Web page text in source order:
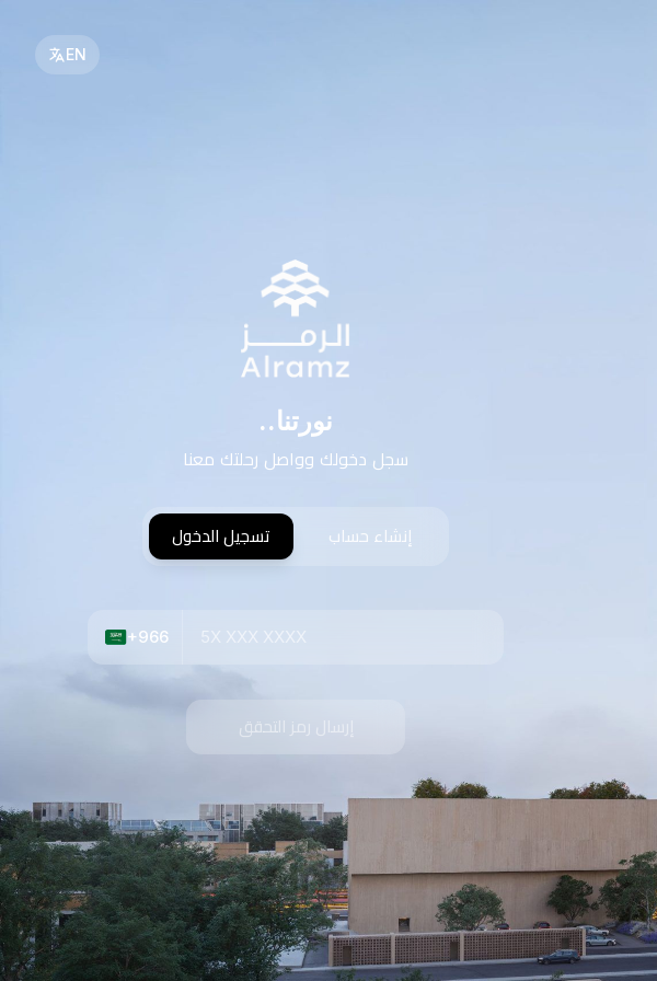
EN
نورتنا..
سجل دخولك وواصل رحلتك معنا
إنشاء حساب تسجيل الدخول
+966
إرسال رمز التحقق